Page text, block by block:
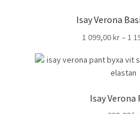
Isay Verona
1 099,00kr– 1
Isay Verona